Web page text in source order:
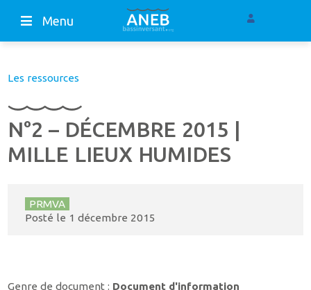
Menu
Les ressources
N°2 – DÉCEMBRE 2015 |
MILLE LIEUX HUMIDES
PRMVA
Posté le 1 décembre 2015
Genre de document : Document d'information